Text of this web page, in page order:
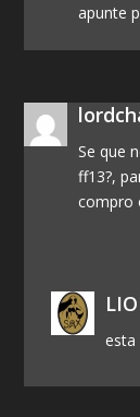
apunte
Se que
ff13?,
compro
esta